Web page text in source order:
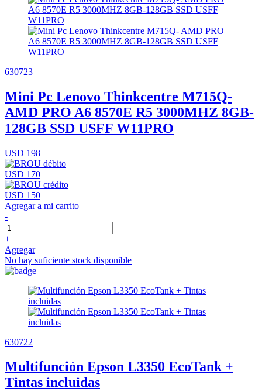
630723
Mini Pc Lenovo Thinkcentre M715Q-
AMD PRO A6 8570E R5 3000MHZ 8GB-
128GB SSD USFF W11PRO
USD 198
USD 170
USD 150
Agregar a mi carrito
-
+
Agregar
No hay suficiente stock disponible
630722
Multifunción Epson L3350 EcoTank +
Tintas incluidas